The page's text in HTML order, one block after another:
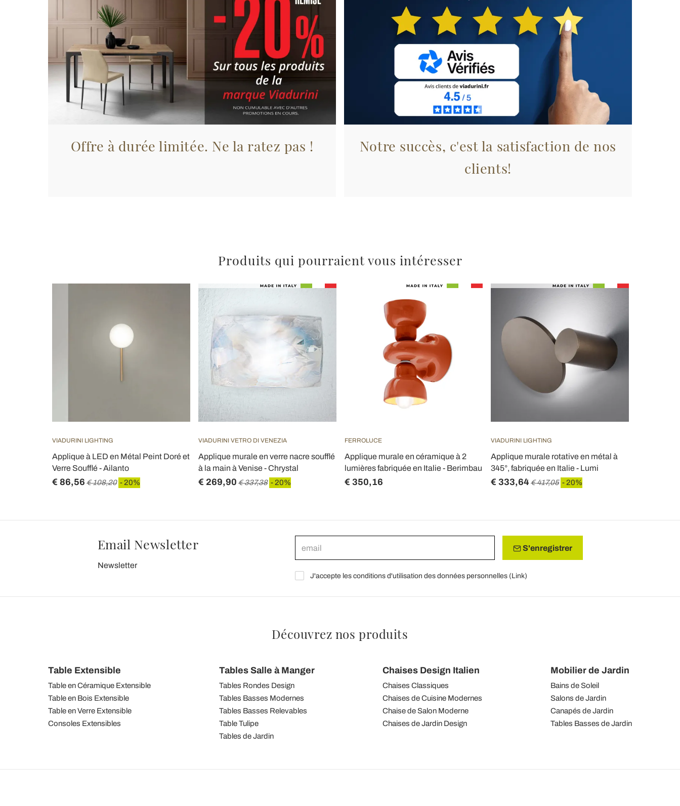
Offre à durée limitée. Ne la ratez pas !
Notre succès, c'est la satisfaction de nos
clients!
Produits qui pourraient vous intéresser
VIADURINI LIGHTING
Applique à LED en Métal Peint Doré et
Verre Soufflé - Ailanto
€ 86,56 € 108,20 - 20%
VIADURINI VETRO DI VENEZIA
Applique murale en verre nacre soufflé
à la main à Venise - Chrystal
€ 269,90 € 337,38 - 20%
FERROLUCE
Applique murale en céramique à 2
lumières fabriquée en Italie - Berimbau
€ 350,16
VIADURINI LIGHTING
Applique murale rotative en métal à
345°, fabriquée en Italie - Lumi
€ 333,64€ 417,05 - 20%
Email Newsletter
Newsletter
S'enregistrer
J'accepte les conditions d'utilisation des données personnelles (Link)
Découvrez nos produits
Table Extensible
Table en Céramique Extensible
Table en Bois Extensible
Table en Verre Extensible
Consoles Extensibles
Tables Salle à Manger
Tables Rondes Design
Tables Basses Modernes
Tables Basses Relevables
Table Tulipe
Tables de Jardin
Chaises Design Italien
Chaises Classiques
Chaises de Cuisine Modernes
Chaise de Salon Moderne
Chaises de Jardin Design
Mobilier de Jardin
Bains de Soleil
Salons de Jardin
Canapés de Jardin
Tables Basses de Jardin